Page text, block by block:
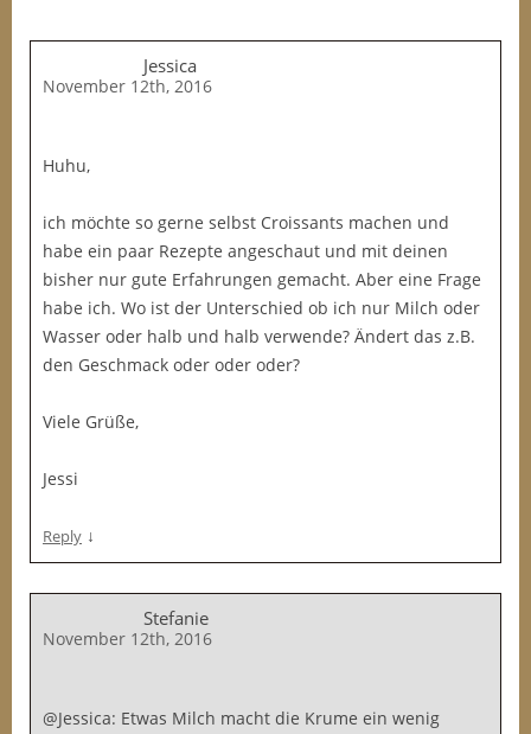
Jessica
November 12th, 2016
Huhu,
ich möchte so gerne selbst Croissants machen und
habe ein paar Rezepte angeschaut und mit deinen
bisher nur gute Erfahrungen gemacht. Aber eine Frage
habe ich. Wo ist der Unterschied ob ich nur Milch oder
Wasser oder halb und halb verwende? Ändert das z.B.
den Geschmack oder oder oder?
Viele Grüße,
Jessi
Reply ↓
Stefanie
November 12th, 2016
@Jessica: Etwas Milch macht die Krume ein wenig